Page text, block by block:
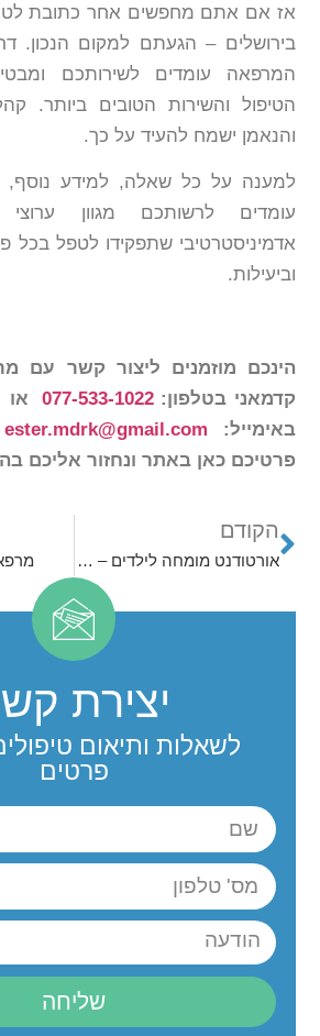
אז אם אתם מחפשים אחר כתובת
בירושלים – הגעתם למקום הנכון.
המרפאה עומדים לשירותכם
הטיפול והשירות הטובים ביותר. קהל
והנאמן ישמח להעיד על כך.
למענה על כל שאלה, למידע נוסף,
עומדים לרשותכם מגוון
אדמיניסטרטיבי שתפקידו לטפל בכל
וביעילות.
הינכם מוזמנים ליצור קשר עם
קדמאני בטלפון: 077-533-1022
באימייל: ester.mdrk@gmail.com
פרטיכם כאן באתר ונחזור אליכם
הקודם
אורטודנט מומחה לילדים – שיטות יישור שיניים מתקדמות
יצירת
לשאלות ותיאום
פרטים
שליחה